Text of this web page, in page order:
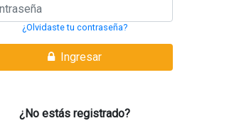
¿Olvidaste tu contraseña?
Ingresar
¿No estás registrado?